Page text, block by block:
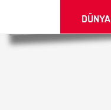
DÜNYA